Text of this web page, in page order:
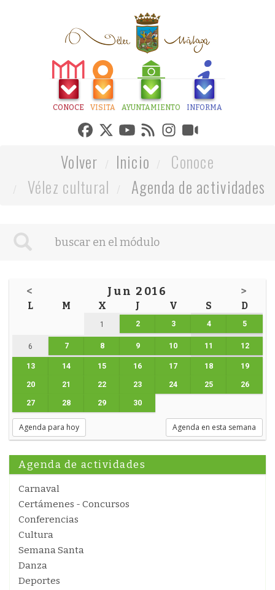
CONOCE VISITA AYUNTAMIENTO INFORMA
Volver Inicio
Conoce
Vélez cultural
Agenda de actividades
< Jun 2016 >
L M X J V S D
1 2 3 4 5
6 7 8 9 10 11 12
13 14 15 16 17 18 19
20 21 22 23 24 25 26
27 28 29 30
Agenda para hoy Agenda en esta semana
Agenda de actividades
Carnaval
Certámenes - Concursos
Conferencias
Cultura
Semana Santa
Danza
Deportes